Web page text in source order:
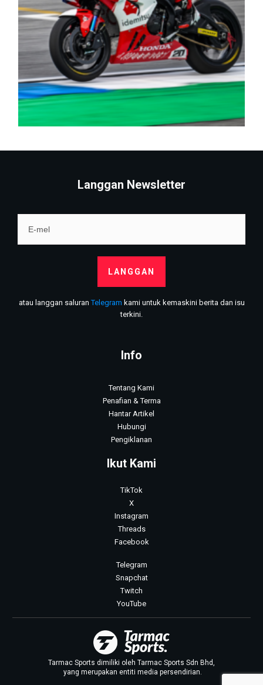
Langgan Newsletter
LANGGAN
atau langgan saluranTelegram kami untuk kemaskini berita dan isu
terkini.
Info
Tentang Kami
Penafian & Terma
Hantar Artikel
Hubungi
Pengiklanan
Ikut Kami
TikTok
X
Instagram
Threads
Facebook
Telegram
Snapchat
Twitch
YouTube
Tarmac Sports dimiliki oleh Tarmac Sports Sdn Bhd,
yang merupakan entiti media persendirian.